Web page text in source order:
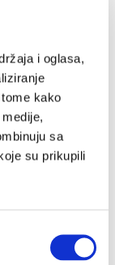
i oglasa,
kako
sa
su prikupili